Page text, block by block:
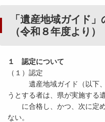
「遺産地域ガイド
（令和８年度より）
１ 認定について
（１）認定
遺産地域ガイド（以下、
うとする者は、県が実施する
に合格し、かつ、次に定め
ない。